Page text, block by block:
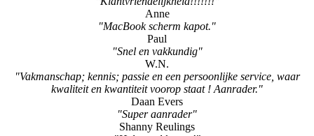
Anne
"MacBook scherm kapot."
Paul
"Snel en vakkundig"
W.N.
"Vakmanschap; kennis; passie en een persoonlijke service, waar
kwaliteit en kwantiteit voorop staat ! Aanrader."
Daan Evers
"Super aanrader"
Shanny Reulings